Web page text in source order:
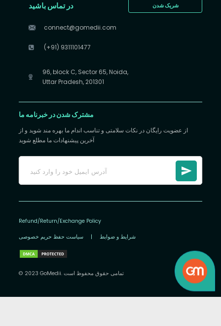
شریک شدن در تماس باشید
connect@gomedii.com
(+91) 9311101477
96, block C, Sector 65, Noida,
Uttar Pradesh, 201301
مشترک شدن در خبرنامه ما
از عضویت رایگان در نکات سلامتی و تناسب اندام ما بهره مند شوید و از
آخرین پیشنهادات ما مطلع شوید
Refund/Return/Exchange Policy
سیاست حفظ حریم خصوصی | شرایط و ضوابط
© 2023 GoMedii. تمامی حقوق محفوظ است